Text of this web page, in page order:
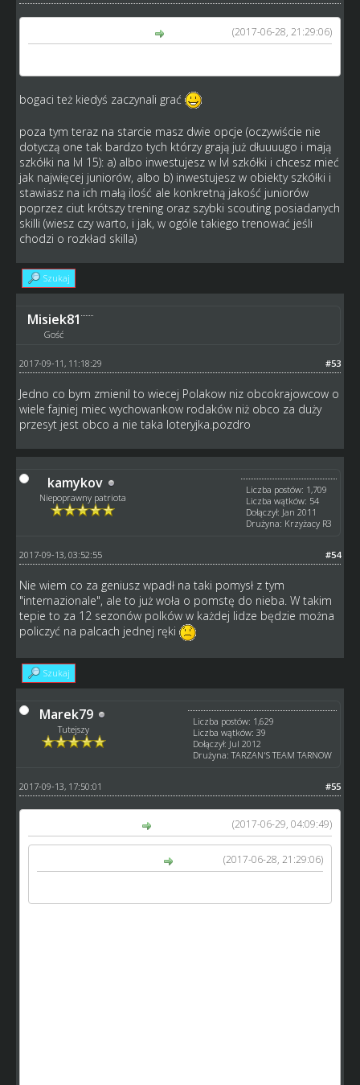
(2017-06-28, 21:29:06)
bogaci też kiedyś zaczynali grać
poza tym teraz na starcie masz dwie opcje (oczywiście nie
dotyczą one tak bardzo tych którzy grają już dłuuuugo i mają
szkółki na lvl 15): a) albo inwestujesz w lvl szkółki i chcesz mieć
jak najwięcej juniorów, albo b) inwestujesz w obiekty szkółki i
stawiasz na ich małą ilość ale konkretną jakość juniorów
poprzez ciut krótszy trening oraz szybki scouting posiadanych
skilli (wiesz czy warto, i jak, w ogóle takiego trenować jeśli
chodzi o rozkład skilla)
Szukaj
Misiek81
Gość
#53
2017-09-11, 11:18:29
Jedno co bym zmienil to wiecej Polakow niz obcokrajowcow o
wiele fajniej miec wychowankow rodaków niż obco za duży
przesyt jest obco a nie taka loteryjka.pozdro
kamykov
Niepoprawny patriota
Liczba postów: 1,709
Liczba wątków: 54
Dołączył: Jan 2011
Drużyna: Krzyżacy R3
#54
2017-09-13, 03:52:55
Nie wiem co za geniusz wpadł na taki pomysł z tym
"internazionale", ale to już woła o pomstę do nieba. W takim
tepie to za 12 sezonów polków w każdej lidze będzie można
policzyć na palcach jednej ręki
Szukaj
Marek79
Tutejszy
Liczba postów: 1,629
Liczba wątków: 39
Dołączył: Jul 2012
Drużyna: TARZAN'S TEAM TARNOW
#55
2017-09-13, 17:50:01
(2017-06-29, 04:09:49)
(2017-06-28, 21:29:06)